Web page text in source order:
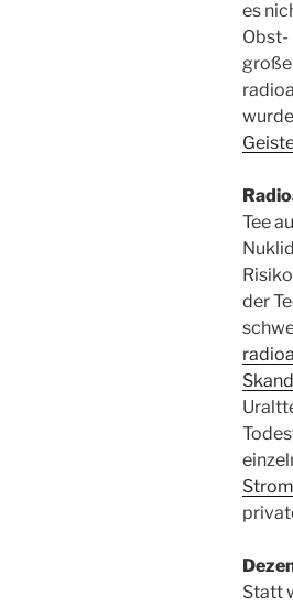
es
Obst-
Tee
der
Statt